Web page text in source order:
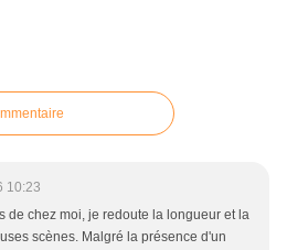
10:23
de chez moi, je redoute la longueur et la
scènes. Malgré la présence d'un